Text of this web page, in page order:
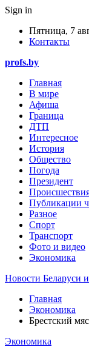
Sign in
Пятница, 7
Контакты
profs.by
Главная
В мире
Афиша
Граница
ДТП
Интересное
История
Общество
Погода
Президент
Публикации
Разное
Спорт
Транспорт
Фото и видео
Экономика
Новости Беларуси
Главная
Экономика
Брестский
Экономика